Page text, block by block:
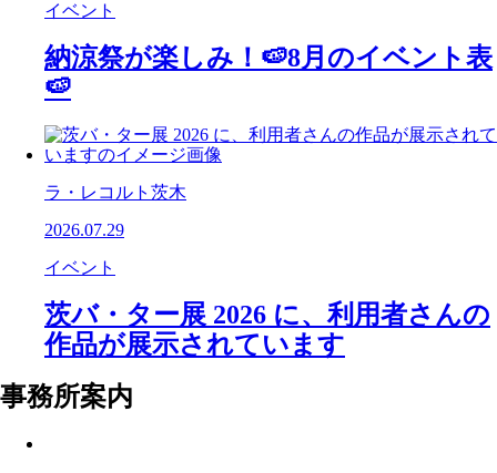
イベント
納涼祭が楽しみ！🍉8月のイベント表
🍉
ラ・レコルト茨木
2026.07.29
イベント
茨バ・ター展 2026 に、利用者さんの
作品が展示されています
事務所案内